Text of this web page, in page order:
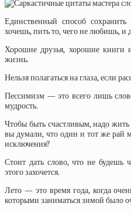
Единственный способ
хочешь, пить то, чего не любишь, и
Хорошие друзья, хорошие книги
жизнь.
Нельзя полагаться на глаза, если
Пессимизм — это всего лишь
мудрость.
Чтобы быть счастливым, надо
вы думали, что один и тот же рай
исключения?
Стоит дать слово, что не будешь
этого захочется.
Лето — это время года, когда
которыми заниматься зимой было